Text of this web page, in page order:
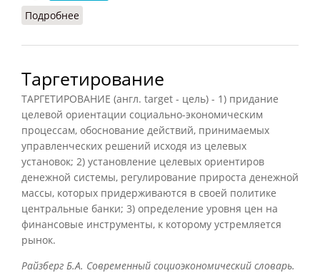
Подробнее
Таргетирование
ТАРГЕТИРОВАНИЕ (англ. target - цель) - 1) придание
целевой ориентации социально-экономическим
процессам, обоснование действий, принимаемых
управленческих решений исходя из целевых
установок; 2) установление целевых ориентиров
денежной системы, регулирование прироста денежной
массы, которых придерживаются в своей политике
центральные банки; 3) определение уровня цен на
финансовые инструменты, к которому устремляется
рынок.
Райзберг Б.А. Современный социоэкономический словарь.